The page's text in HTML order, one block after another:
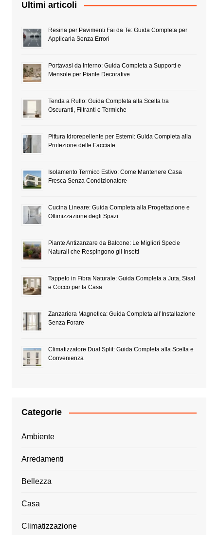
Ultimi articoli
Resina per Pavimenti Fai da Te: Guida Completa per
Applicarla Senza Errori
Portavasi da Interno: Guida Completa a Supporti e
Mensole per Piante Decorative
Tenda a Rullo: Guida Completa alla Scelta tra
Oscuranti, Filtranti e Termiche
Pittura Idrorepellente per Esterni: Guida Completa alla
Protezione delle Facciate
Isolamento Termico Estivo: Come Mantenere Casa
Fresca Senza Condizionatore
Cucina Lineare: Guida Completa alla Progettazione e
Ottimizzazione degli Spazi
Piante Antizanzare da Balcone: Le Migliori Specie
Naturali che Respingono gli Insetti
Tappeto in Fibra Naturale: Guida Completa a Juta, Sisal
e Cocco per la Casa
Zanzariera Magnetica: Guida Completa all’Installazione
Senza Forare
Climatizzatore Dual Split: Guida Completa alla Scelta e
Convenienza
Categorie
Ambiente
Arredamenti
Bellezza
Casa
Climatizzazione